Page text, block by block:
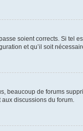
soient corrects. Si tel
et qu’il soit
beaucoup de forums
discussions du forum.